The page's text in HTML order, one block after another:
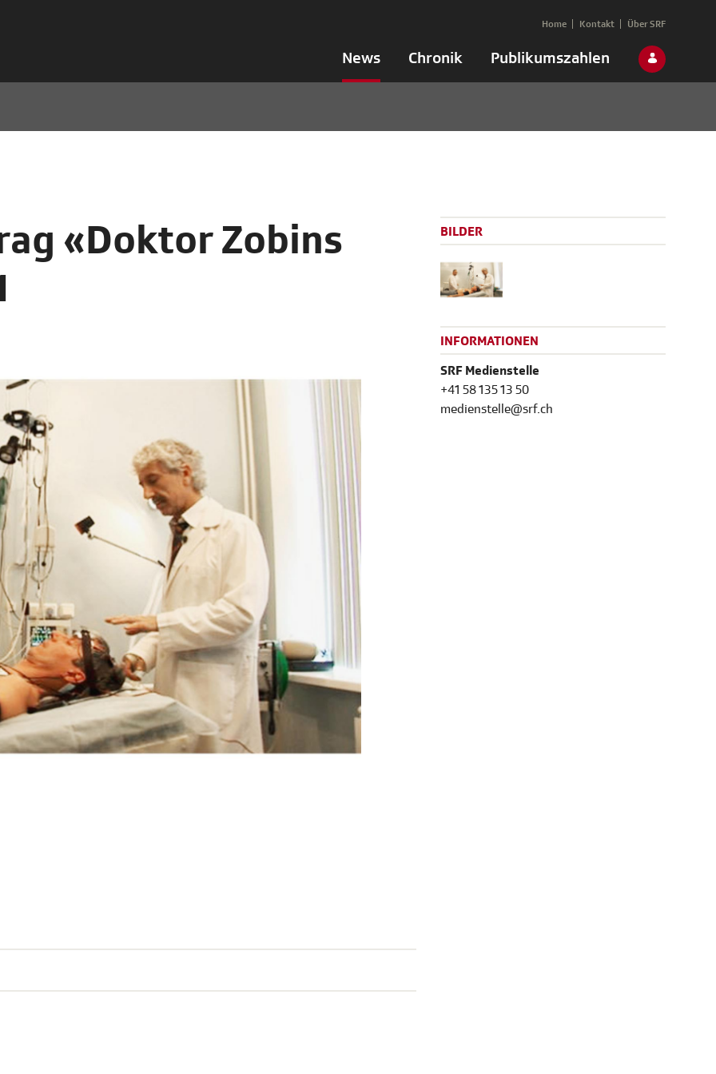
News Chronik Publikumszahlen
Home Kontakt Über SRF
«Doktor Zobins
BILDER
INFORMATIONEN
SRF Medienstelle
+41 58 135 13 50
medienstelle@srf.ch